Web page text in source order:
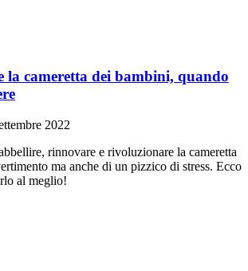
la cameretta dei bambini, quando
2022
rinnovare e rivoluzionare la cameretta
ma anche di un pizzico di stress. Ecco
al meglio!